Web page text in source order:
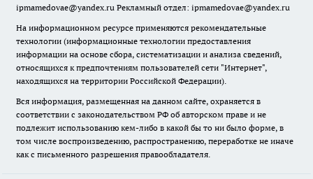
ipmamedovae@yandex.ru Рекламный отдел: ipmamedovae@yandex.ru
На информационном ресурсе применяются рекомендательные
технологии (информационные технологии предоставления
информации на основе сбора, систематизации и анализа сведений,
относящихся к предпочтениям пользователей сети "Интернет",
находящихся на территории Российской Федерации).
Вся информация, размещенная на данном сайте, охраняется в
соответствии с законодательством РФ об авторском праве и не
подлежит использованию кем-либо в какой бы то ни было форме, в
том числе воспроизведению, распространению, переработке не иначе
как с письменного разрешения правообладателя.